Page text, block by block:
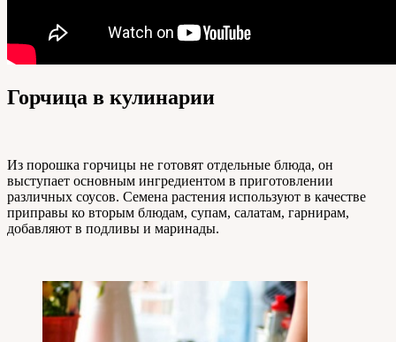
Горчица в кулинарии
Из порошка горчицы не готовят отдельные блюда, он
выступает основным ингредиентом в приготовлении
различных соусов. Семена растения используют в качестве
приправы ко вторым блюдам, супам, салатам, гарнирам,
добавляют в подливы и маринады.